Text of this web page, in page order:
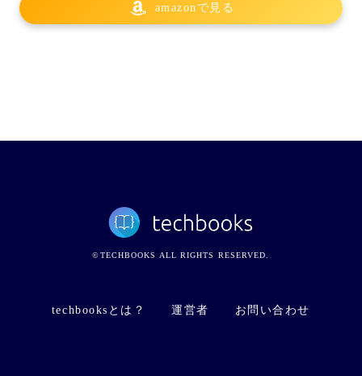
amazonで見る
©TECHBOOKS ALL RIGHTS RESERVED.
techbooksとは？ 運営者 お問い合わせ